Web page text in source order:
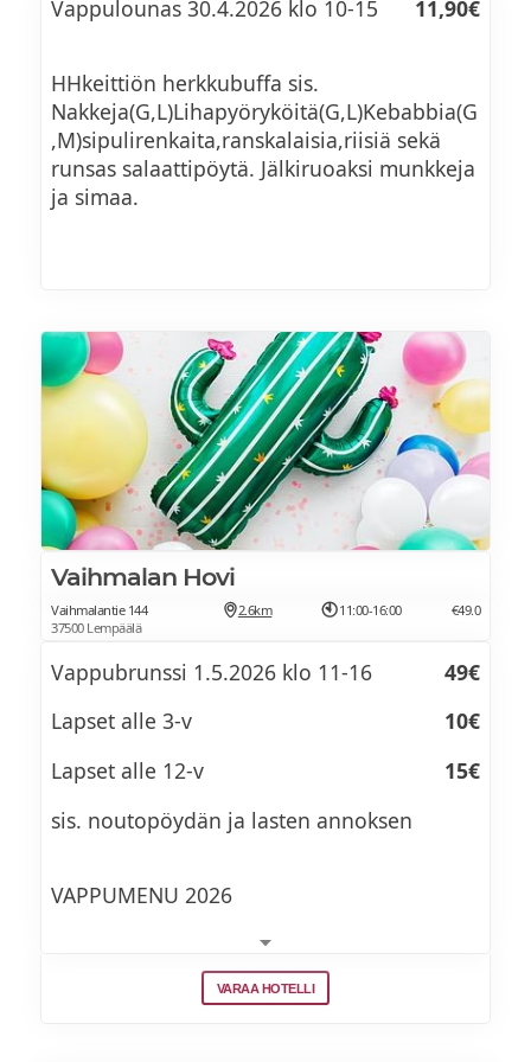
kirsikkatomaatti-parsasalaattia, rapeaa
ilmakuivattua kinkkua ja parmesaania (L,G)
Pikkelöityjä vihanneksia (V,M,G)
Järvikalamoussea (L,G)
Kylmäsavulohitartaria (L,G)
Sillitartaria (L,G)
Rapuskagenia (L,G)
kaprisvinegretteä (M,G)
Sulo Bakeryn mallasleipää,
Vappulounas 30.4.2026 klo 10-15 11,90€
HHkeittiön herkkubuffa sis.
Nakkeja(G,L)Lihapyöryköitä(G,L)Kebabbia(G
,M)sipulirenkaita,ranskalaisia,riisiä sekä
runsas salaattipöytä. Jälkiruoaksi munkkeja
ja simaa.
Vaihmalan Hovi
Vaihmalantie 144
37500 Lempäälä
2.6km 11:00-16:00 €49.0
Vappubrunssi 1.5.2026 klo 11-16
49€
Lapset alle 3-v
10€
Lapset alle 12-v
15€
sis. noutopöydän ja lasten annoksen
VAPPUMENU 2026
Alkuruokapöydässä
VARAA HOTELLI